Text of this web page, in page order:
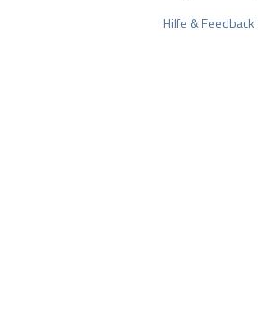
CMS-Plugins
Hilfe & Feedback